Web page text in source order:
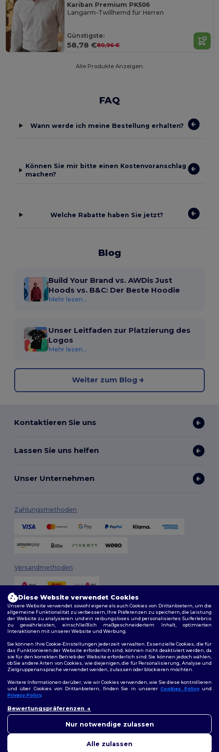
Kariban Premium PK506
Langarm-Twillhemd für Herren
Günstigste:
58,78 €80,96 €
Alle Produkte Anzeigen.
FAQ
Wann werde ich meine Bestellung erhalten?
Können Sie mir bitte einen Kostenvoranschlag
machen?
Welche Rabatte haben Sie jetzt?
Blog
Build Your Brand vs. AWDis Just
Hoods vs. B&C: Der Beste Hoodie
Mehr lesen...
Unser Leitfaden zur Platzierung des
Logos
Mehr lesen...
Weiter zum Blog
Kontaktieren Sie uns
Lassen Sie uns helfen
Unser Unternehmen
Zahlungsmethoden
Versandmethoden
Allgemeine Geschäftsbedingungen|Personalisierungsrichtlinien
|
Datenschutzbestimmungen
Berlin|Hamburg|München|Köln|Frankfurt|Essen|Dortmund|
|Bremen
Diese Website verwendet Cookies
Unsere Website verwendet sowohl eigene als auch Cookies von Drittanbietern, um die
allgemeine Funktionalität zu verbessern, Ihre Präferenzen zu speichern, die Leistung
der Website zu analysieren und ein reibungsloses und personalisiertes Surferlebnis
zu gewährleisten, einschließlich maßgeschneidertem Inhalt, optimierten
Interaktionen mit unserer Website und Werbung.
Sie können Ihre Cookie-Einstellungen jederzeit verwalten. Essenzielle Cookies, die für
das Funktionieren der Website erforderlich sind, können nicht deaktiviert werden, da
sie für den korrekten Betrieb der Website erforderlich sind. Sie können jedoch wählen,
ob Sie andere Arten von Cookies, wie diejenigen, die für Personalisierung, Analyse und
Zielgruppenansprache verwendet werden, zulassen oder blockieren möchten.
Weitere Informationen darüber, wie wir Cookies verwenden, wie Sie diese kontrollieren
und über Cookies von Drittanbietern, finden Sie in unsererCookies Policyund
Privacy Policy.
Bewertungspräferenzen
Nur notwendige zulassen
Alle zulassen
uns jederzeit kontaktieren.
Ihnen zu helfen.